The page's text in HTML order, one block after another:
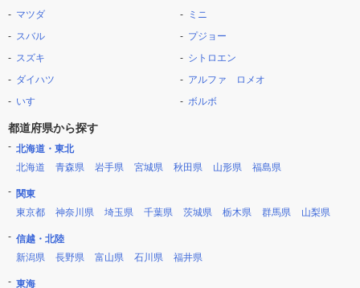
マツダ
スバル
スズキ
ダイハツ
いすゞ
ミニ
プジョー
シトロエン
アルファ ロメオ
ボルボ
都道府県から探す
北海道・東北
北海道
青森県 岩手県 宮城県 秋田県 山形県 福島県
関東
東京都
神奈川県 埼玉県 千葉県 茨城県 栃木県 群馬県 山梨県
信越・北陸
新潟県
長野県 富山県 石川県 福井県
東海